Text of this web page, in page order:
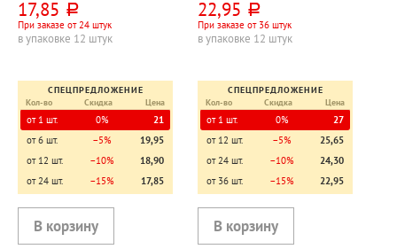
дерево, без ластика, корпус
серебристый,
шестигранный
17,85 руб.
При заказе от 24 штук
в упаковке 12 штук
СПЕЦПРЕДЛОЖЕНИЕ
Кол-во
Скидка Цена
от 1 шт. 0%
21
от 6 шт.
−5%
19,95
от 12 шт.
−10%
18,90
от 24 шт.
−15% 17,85
корпус ассорти, круглый
22,95 руб.
При заказе от 36 штук
в упаковке 12 штук
СПЕЦПРЕДЛОЖЕНИЕ
Кол-во
Скидка Цена
от 1 шт. 0%
27
от 12 шт.
−5%
25,65
от 24 шт.
−10%
24,30
от 36 шт.
−15% 22,95